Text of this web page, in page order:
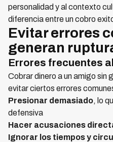
personalidad y al contexto
diferencia entre un cobro
Evitar errores
generan
Errores frecuentes
Cobrar dinero a un amigo sin
evitar ciertos errores
Presionar demasiado, lo
defensiva
Hacer acusaciones
Ignorar los tiempos y